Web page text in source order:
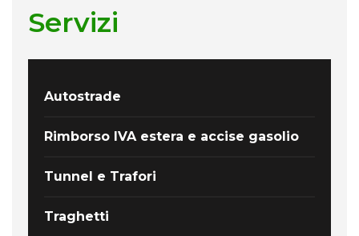
Servizi
Autostrade
Rimborso IVA estera e accise gasolio
Tunnel e Trafori
Traghetti